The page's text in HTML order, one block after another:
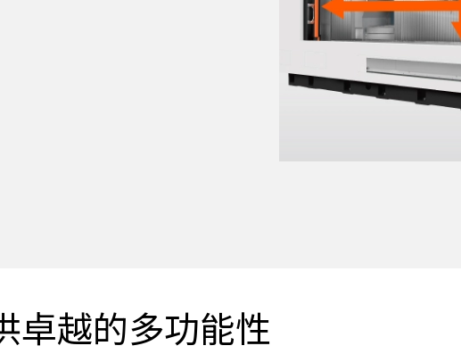
卓越的多功能性